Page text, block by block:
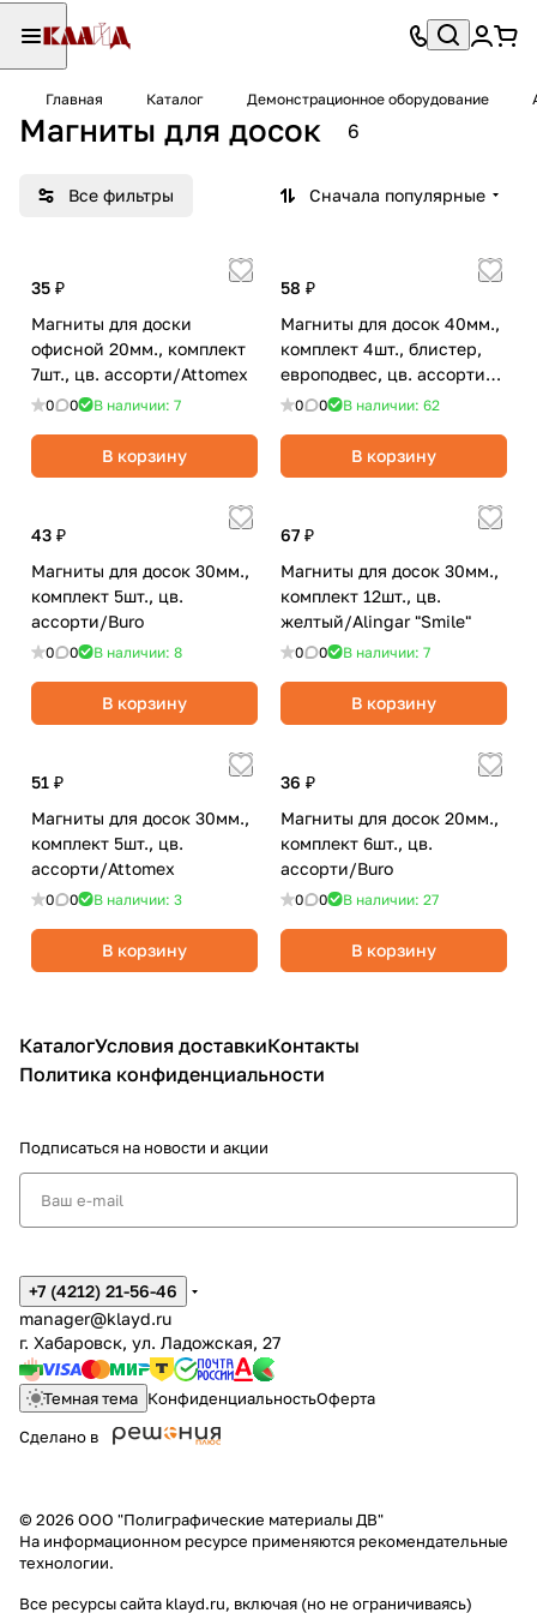
Главная Каталог Демонстрационное оборудование
Магниты для досок 6
Все фильтры Сначала популярные
35 ₽
Магниты для доски
офисной 20мм., комплект
7шт., цв. ассорти/Attomex
0 0 В наличии: 7
В корзину
58 ₽
Магниты для досок 40мм.,
комплект 4шт., блистер,
европодвес, цв. ассорти/
Глобус
0 0 В наличии: 62
В корзину
43 ₽
Магниты для досок 30мм.,
комплект 5шт., цв.
ассорти/Buro
0 0 В наличии: 8
В корзину
67 ₽
Магниты для досок 30мм.,
комплект 12шт., цв.
желтый/Alingar "Smile"
0 0 В наличии: 7
В корзину
51 ₽
Магниты для досок 30мм.,
комплект 5шт., цв.
ассорти/Attomex
0 0 В наличии: 3
В корзину
36 ₽
Магниты для досок 20мм.,
комплект 6шт., цв.
ассорти/Buro
0 0 В наличии: 27
В корзину
КаталогУсловия доставкиКонтакты
Политика конфиденциальности
Подписаться на новости и акции
+7 (4212) 21-56-46
manager@klayd.ru
г. Хабаровск, ул. Ладожская, 27
Темная тема КонфиденциальностьОферта
Сделано в
© 2026 ООО "Полиграфические материалы ДВ"
На информационном ресурсе применяются рекомендательные
технологии.
Все ресурсы сайта klayd.ru, включая (но не ограничиваясь)